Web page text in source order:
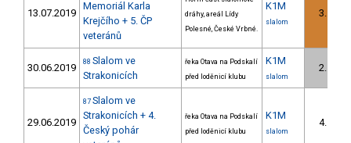
13.07.2019
Memoriál Karla
Krejčího + 5. ČP
veteránů
dráhy, areál Lídy
Polesné, České Vrbné.
K1M
slalom
3.
30.06.2019 88 Slalom ve
Strakonicích
řeka Otava na Podskalí
před loděnicí klubu
K1M
slalom
2.
29.06.2019
87 Slalom ve
Strakonicích + 4.
Český pohár
řeka Otava na Podskalí
před loděnicí klubu
K1M
slalom
4.